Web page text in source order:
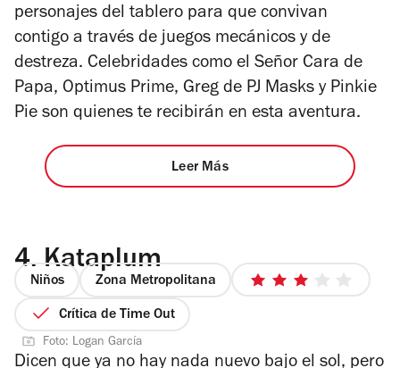
personajes del tablero para que convivan
contigo a través de juegos mecánicos y de
destreza. Celebridades como el Señor Cara de
Papa, Optimus Prime, Greg de PJ Masks y Pinkie
Pie son quienes te recibirán en esta aventura.
Leer Más
4. Kataplum
Niños Zona Metropolitana
3
estrellas
Crítica de Time Out
Foto: Logan García
Dicen que ya no hay nada nuevo bajo el sol, pero